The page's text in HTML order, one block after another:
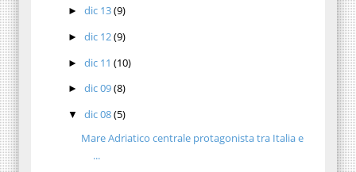
►dic 13(9)
►dic 12(9)
►dic 11(10)
►dic 09(8)
▼dic 08(5)
Mare Adriatico centrale protagonista tra Italia e
...